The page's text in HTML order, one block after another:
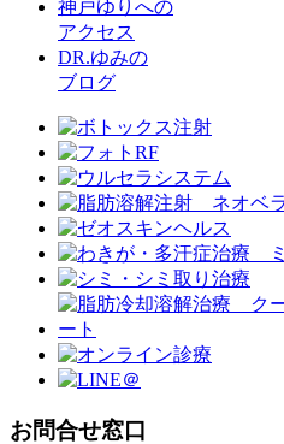
神戸ゆりへの
アクセス
DR.ゆみの
ブログ
お問合せ窓口